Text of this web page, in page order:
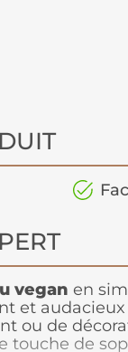
vegan en
et
ou de
touche de